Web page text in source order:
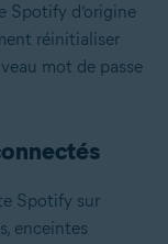
Spotify d’origine
réinitialiser
mot de passe
Spotify sur
enceintes